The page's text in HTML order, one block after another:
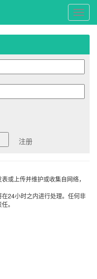
PO
文
屋
注册
或上传并维护或收集自网络，
24小时之内进行处理。任何非
。